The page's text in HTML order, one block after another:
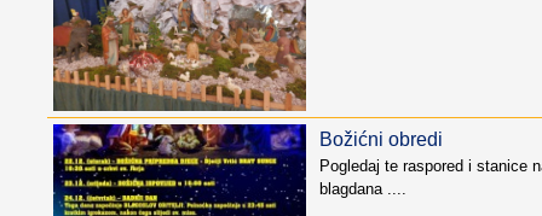
Božićni obredi
Pogledaj te raspored i stanice
blagdana ....